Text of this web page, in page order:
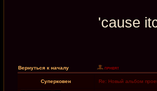
'cause
Вернуться к началу
Суперковен Re: Новый альбом